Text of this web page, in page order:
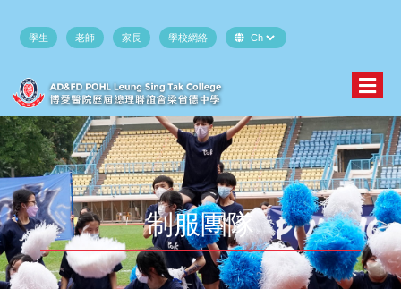
學生 老師 家長 學校網絡
制服團隊